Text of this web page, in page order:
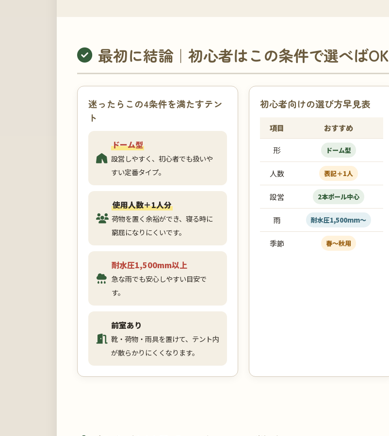
最初に結論｜初心者はこの条件で選べばOK
迷ったらこの4条件を満たすテン
ト
ドーム型
設営しやすく、初心者でも扱いや
すい定番タイプ。
使用人数＋1人分
荷物を置く余裕ができ、寝る時に
窮屈になりにくいです。
耐水圧1,500mm以上
急な雨でも安心しやすい目安で
す。
前室あり
靴・荷物・雨具を置けて、テント内
が散らかりにくくなります。
初心者向けの選び方早見表
項目 おすすめ
形 ドーム型
人数 表記＋1人
設営 2本ポール中心
雨 耐水圧1,500mm〜
季節 春〜秋用